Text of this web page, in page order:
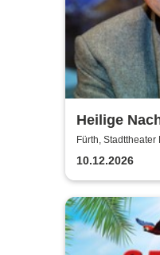
Heilige
Rainer
Fürth, Stadttheater
10.12.2026